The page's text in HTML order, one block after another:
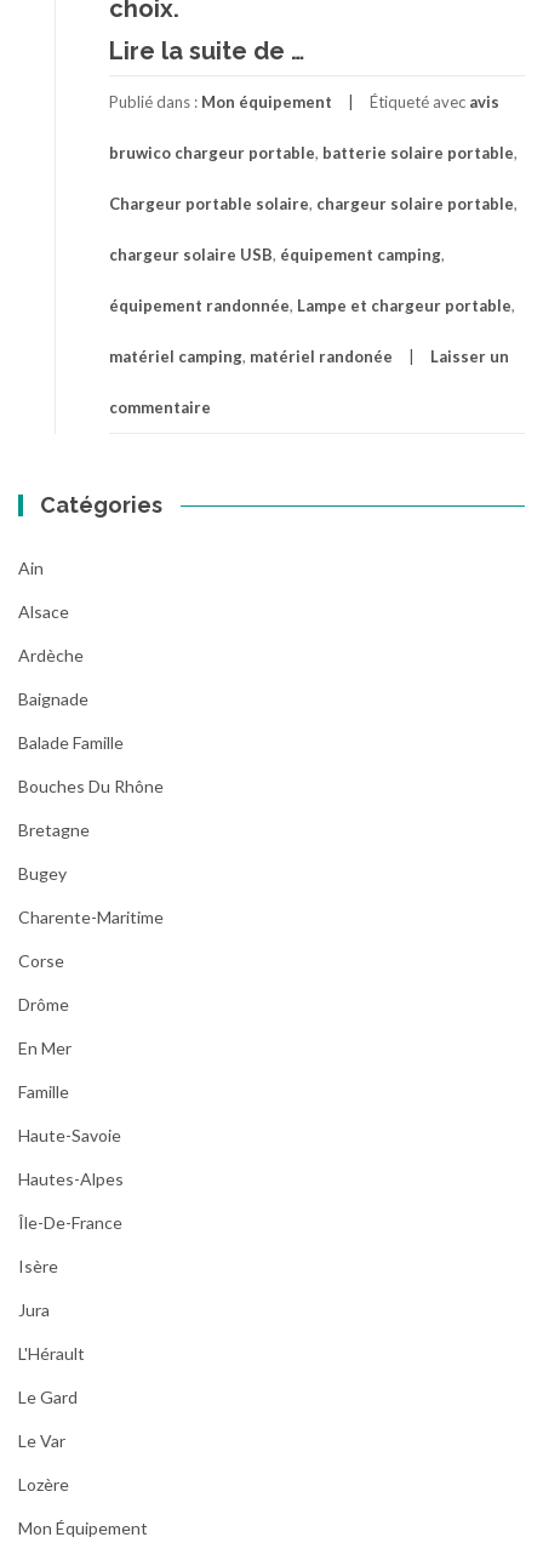
choix.
Lire la suite de à
portable
imperméable
randonné
et
Camping
…
Publié dans : Mon équipement Étiqueté avec avis
bruwico chargeur portable, batterie solaire portable,
Chargeur portable solaire, chargeur solaire portable,
chargeur solaire USB, équipement camping,
équipement randonnée, Lampe et chargeur portable,
matériel camping, matériel randonée Laisser un
commentaire
Catégories
Ain
Alsace
Ardèche
Baignade
Balade Famille
Bouches Du Rhône
Bretagne
Bugey
Charente-Maritime
Corse
Drôme
En Mer
Famille
Haute-Savoie
Hautes-Alpes
Île-De-France
Isère
Jura
L'Hérault
Le Gard
Le Var
Lozère
Mon Équipement